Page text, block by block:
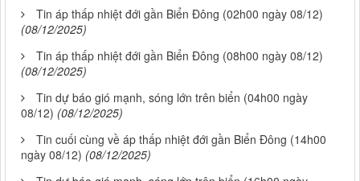
Tin áp thấp nhiệt đới gần Biển Đông (02h00 ngày 08/12)
(08/12/2025)
Tin áp thấp nhiệt đới gần Biển Đông (08h00 ngày 08/12)
(08/12/2025)
Tin dự báo gió mạnh, sóng lớn trên biển (04h00 ngày
08/12) (08/12/2025)
Tin cuối cùng về áp thấp nhiệt đới gần Biển Đông (14h00
ngày 08/12) (08/12/2025)